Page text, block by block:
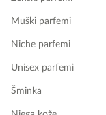
Muški parfemi
Niche parfemi
Unisex parfemi
Šminka